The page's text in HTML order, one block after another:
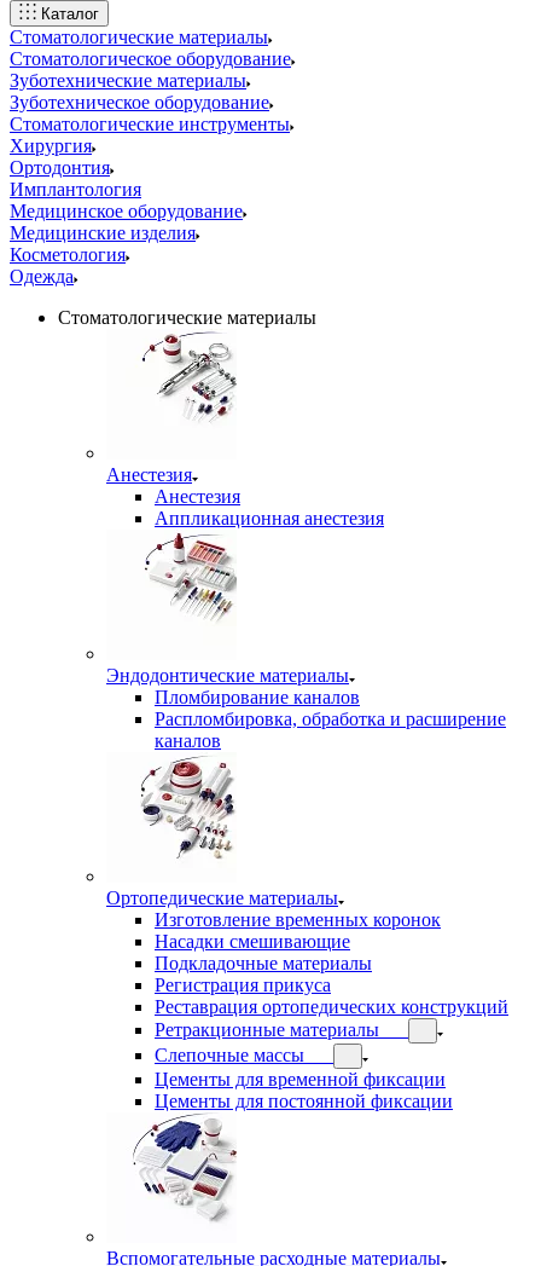
Каталог
Стоматологические материалы
Стоматологическое оборудование
Зуботехнические материалы
Зуботехническое оборудование
Стоматологические инструменты
Хирургия
Ортодонтия
Имплантология
Медицинское оборудование
Медицинские изделия
Косметология
Одежда
Стоматологические материалы
Анестезия
Анестезия
Аппликационная анестезия
Эндодонтические материалы
Пломбирование каналов
Распломбировка, обработка и расширение
каналов
Ортопедические материалы
Изготовление временных коронок
Насадки смешивающие
Подкладочные материалы
Регистрация прикуса
Реставрация ортопедических конструкций
Ретракционные материалы
Слепочные массы
Цементы для временной фиксации
Цементы для постоянной фиксации
Вспомогательные расходные материалы